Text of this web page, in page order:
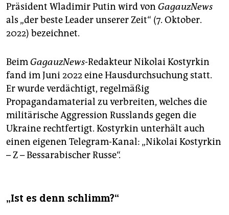
Präsident Wladimir Putin wird von GagauzNews
als „der beste Leader unserer Zeit“ (7. Oktober.
2022) bezeichnet.
BeimGagauzNews-Redakteur Nikolai Kostyrkin
fand im Juni 2022 eine Hausdurchsuchung statt.
Er wurde verdächtigt, regelmäßig
Propagandamaterial zu verbreiten, welches die
militärische Aggression Russlands gegen die
Ukraine rechtfertigt. Kostyrkin unterhält auch
einen eigenen Telegram-Kanal: „Nikolai Kostyrkin
– Z – Bessarabischer Russe“.
„Ist es denn schlimm?“